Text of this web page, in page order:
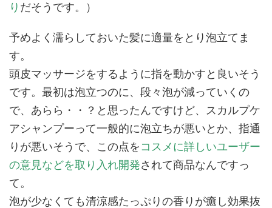
り だそうです。）
予めよく濡らしておいた髪に適量をとり泡立てま
す。
頭皮マッサージをするように指を動かすと良いそう
です。最初は泡立つのに、段々泡が減っていくの
で、あらら・・？と思ったんですけど、スカルプケ
アシャンプーって一般的に泡立ちが悪いとか、指通
りが悪いそうで、この点をコスメに詳しいユーザー
の意見などを取り入れ開発されて商品なんですっ
て。
泡が少なくても清涼感たっぷりの香りが癒し効果抜